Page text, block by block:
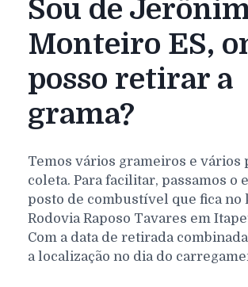
Sou de
Monteiro ES,
posso retirar a
grama?
Temos vários grameiros e vários
coleta. Para facilitar, passamos o
posto de combustível que fica no
Rodovia Raposo Tavares em
Com a data de retirada
a localização no dia do